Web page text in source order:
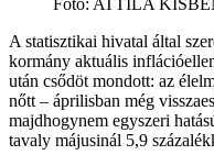
A statisztikai hivatal által
kormány aktuális
után csődöt mondott: az
nőtt – áprilisban még
majdhogynem egyszeri
tavaly májusinál 5,9